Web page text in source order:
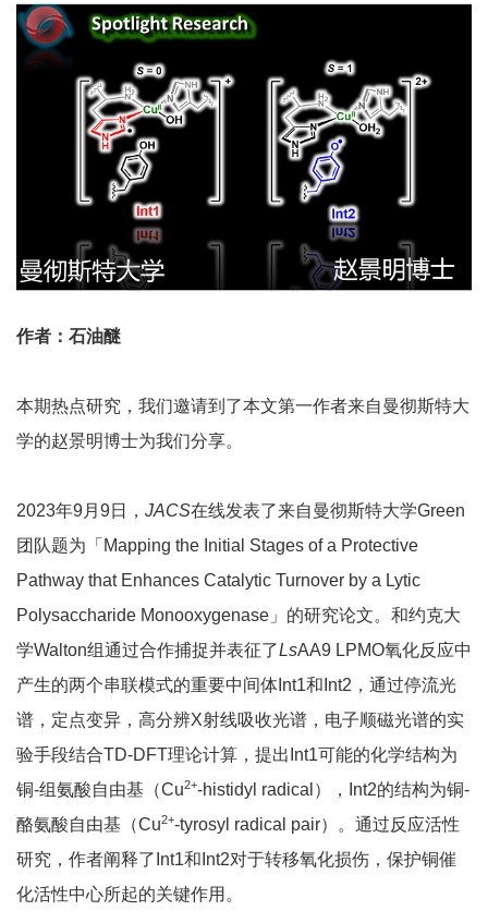
作者：石油醚
本期热点研究，我们邀请到了本文第一作者来自曼彻斯特大
学的赵景明博士为我们分享。
2023年9月9日， JACS在线发表了来自曼彻斯特大学Green
团队题为「Mapping the Initial Stages of a Protective
Pathway that Enhances Catalytic Turnover by a Lytic
Polysaccharide Monooxygenase」的研究论文。和约克大
学Walton组通过合作捕捉并表征了LsAA9 LPMO氧化反应中
产生的两个串联模式的重要中间体Int1和Int2，通过停流光
谱，定点变异，高分辨X射线吸收光谱，电子顺磁光谱的实
验手段结合TD-DFT理论计算，提出Int1可能的化学结构为
铜-组氨酸自由基（Cu2+-histidyl radical），Int2的结构为铜-
酪氨酸自由基（Cu2+-tyrosyl radical pair）。通过反应活性
研究，作者阐释了Int1和Int2对于转移氧化损伤，保护铜催
化活性中心所起的关键作用。